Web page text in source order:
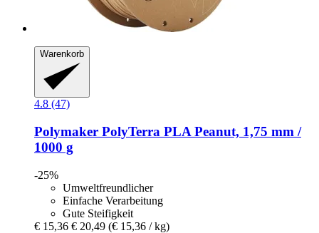
Warenkorb
4.8 (47)
Polymaker PolyTerra PLA Peanut, 1,75 mm /
1000 g
-25%
Umweltfreundlicher
Einfache Verarbeitung
Gute Steifigkeit
€ 15,36 € 20,49 (€ 15,36 / kg)